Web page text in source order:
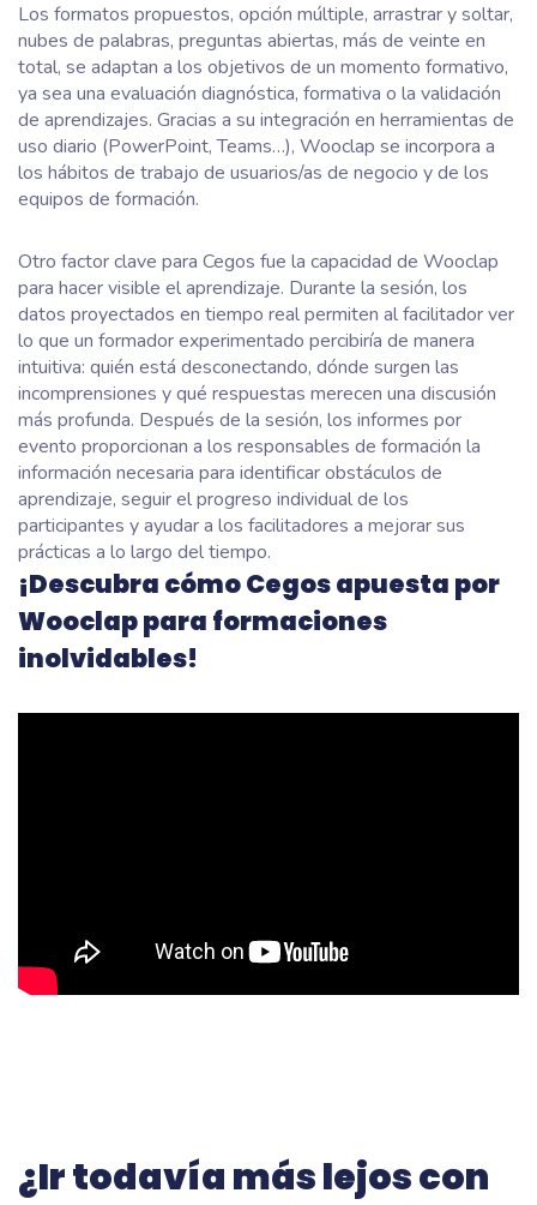
Los formatos propuestos, opción múltiple, arrastrar y soltar,
nubes de palabras, preguntas abiertas, más de veinte en
total, se adaptan a los objetivos de un momento formativo,
ya sea una evaluación diagnóstica, formativa o la validación
de aprendizajes. Gracias a su integración en herramientas de
uso diario (PowerPoint, Teams…), Wooclap se incorpora a
los hábitos de trabajo de usuarios/as de negocio y de los
equipos de formación.
Otro factor clave para Cegos fue la capacidad de Wooclap
para hacer visible el aprendizaje. Durante la sesión, los
datos proyectados en tiempo real permiten al facilitador ver
lo que un formador experimentado percibiría de manera
intuitiva: quién está desconectando, dónde surgen las
incomprensiones y qué respuestas merecen una discusión
más profunda. Después de la sesión, los informes por
evento proporcionan a los responsables de formación la
información necesaria para identificar obstáculos de
aprendizaje, seguir el progreso individual de los
participantes y ayudar a los facilitadores a mejorar sus
prácticas a lo largo del tiempo.
¡Descubra cómo Cegos apuesta por
Wooclap para formaciones
inolvidables!
¿Ir todavía más lejos con